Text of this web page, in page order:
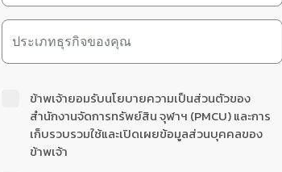
ข้าพเจ้ายอมรับนโยบายความเป็นส่วนตัวของ
สำนักงานจัดการทรัพย์สิน จุฬาฯ (PMCU) และการ
เก็บรวบรวมใช้และเปิดเผยข้อมูลส่วนบุคคลของ
ข้าพเจ้า